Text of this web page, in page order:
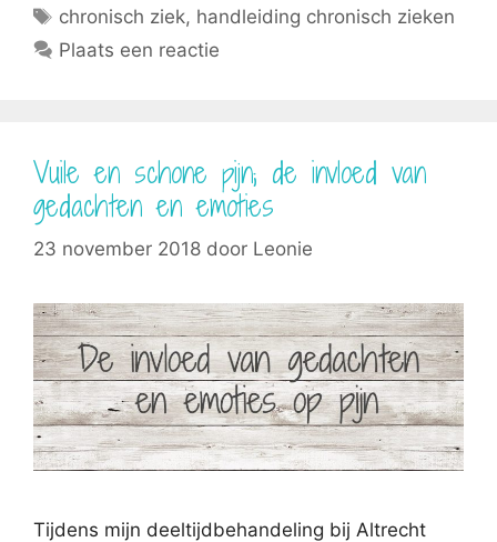
Tags
chronisch ziek, handleiding chronisch zieken
Plaats een reactie
Vuile en schone pijn; de invloed van
gedachten en emoties
23 november 2018 door Leonie
Tijdens mijn deeltijdbehandeling bij Altrecht